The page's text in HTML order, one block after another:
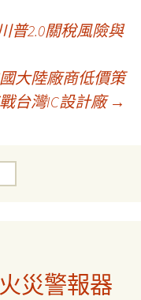
普2.0關稅風險與
大陸廠商低價策
台灣IC設計廠 →
災警報器